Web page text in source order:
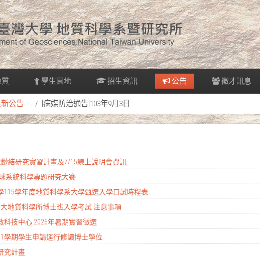
質 學生園地 招生資訊 公告 徵才訊息
公告 [病媒防治通告]103年9月3日
鏈結研究實習計畫及7/15線上說明會資訊
系統科學專題研究大賽
115學年度地質科學系大學甄選入學口試時程表
大地質科學所博士班入學考試 注意事項
科技中心 2026年暑期實習徵選
1學期學生申請逕行修讀博士學位
究計畫